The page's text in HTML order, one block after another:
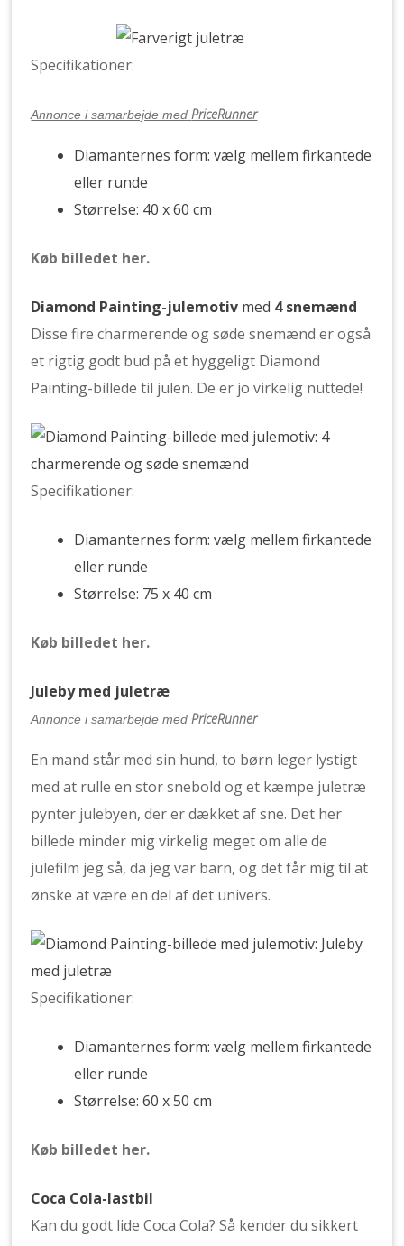
Specifikationer:
Annonce i samarbejde med PriceRunner
Diamanternes form: vælg mellem firkantede
eller runde
Størrelse: 40 x 60 cm
Køb billedet her.
Diamond Painting-julemotiv med 4 snemænd
Disse fire charmerende og søde snemænd er også
et rigtig godt bud på et hyggeligt Diamond
Painting-billede til julen. De er jo virkelig nuttede!
Specifikationer:
Diamanternes form: vælg mellem firkantede
eller runde
Størrelse: 75 x 40 cm
Køb billedet her.
Juleby med juletræ
Annonce i samarbejde med PriceRunner
En mand står med sin hund, to børn leger lystigt
med at rulle en stor snebold og et kæmpe juletræ
pynter julebyen, der er dækket af sne. Det her
billede minder mig virkelig meget om alle de
julefilm jeg så, da jeg var barn, og det får mig til at
ønske at være en del af det univers.
Specifikationer:
Diamanternes form: vælg mellem firkantede
eller runde
Størrelse: 60 x 50 cm
Køb billedet her.
Coca Cola-lastbil
Kan du godt lide Coca Cola? Så kender du sikkert